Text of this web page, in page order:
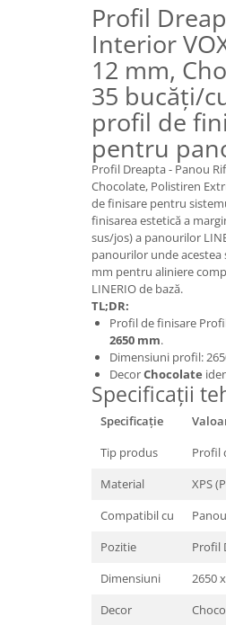
Panouri Decorative Premium
Profil
Interior
12 mm,
35 bucăți/
profil de
pentru
Profil Dreapta - Panou
Chocolate, Polistiren
de finisare pentru
finisarea estetică a
sus/jos) a panourilor
panourilor unde acestea
mm pentru aliniere
LINERIO de bază.
TL;DR:
Profil de finisare
2650 mm.
Dimensiuni profil:
DecorChocolate
Specificații
Specificație
Tip produs
Profil
Material
XPS
Compatibil cu
Pozitie
Profil
Dimensiuni
2650
Decor